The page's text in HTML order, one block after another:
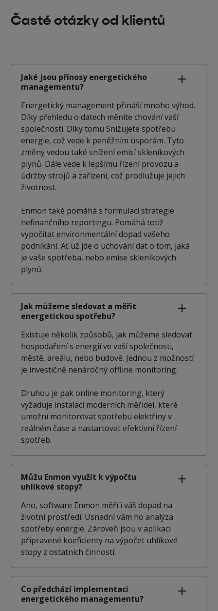
Časté otázky od klientů
Jaké jsou přínosy energetického
managementu?
Energetický management přináší mnoho výhod.
Díky přehledu o datech měníte chování vaší
společnosti. Díky tomu Snižujete spotřebu
energie, což vede k peněžním úsporám. Tyto
změny vedou také snížení emisí skleníkových
plynů. Dále vede k lepšímu řízení provozu a
údržby strojů a zařízení, což prodlužuje jejich
životnost.
Enmon také pomáhá s formulací strategie
nefinančního reportingu. Pomáhá totiž
vypočítat environmentální dopad vašeho
podnikání. Ať už jde o uchování dat o tom, jaká
je vaše spotřeba, nebo emise skleníkových
plynů.
Jak můžeme sledovat a měřit
energetickou spotřebu?
Existuje několik způsobů, jak můžeme sledovat
hospodaření s energií ve vaší společnosti,
městě, areálu, nebo budově. Jednou z možností
je investičně nenáročný offline monitoring.
Druhou je pak online monitoring, který
vyžaduje instalaci moderních měřidel, které
umožní monitorovat spotřebu elektřiny v
reálném čase a nastartovat efektivní řízení
spotřeb.
Můžu Enmon využít k výpočtu
uhlíkové stopy?
Ano, software Enmon měří i váš dopad na
životní prostředí. Usnadní vám ho analýza
spotřeby energie. Zároveň jsou v aplikaci
připravené koeficienty na výpočet uhlíkové
stopy z ostatních činností.
Co předchází implementaci
energetického managementu?